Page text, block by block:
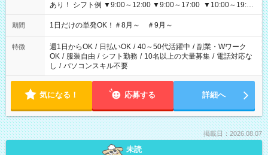
あり！ シフト例 ▼9:00～12:00 ▼9:00～17:00 ▼10:00～19:00
▼18:00～21:00
期間 1日だけの単発OK！＃8月～ ＃9月～
特徴 週1日からOK / 日払いOK / 40～50代活躍中 / 副業・Wワーク
OK / 服装自由 / シフト勤務 / 10名以上の大量募集 / 電話対応な
し / パソコンスキル不要
気になる！ 応募する 詳細へ
掲載日：2026.08.07
未読